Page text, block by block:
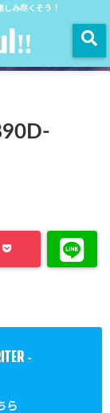
み尽くそう！
-
ら